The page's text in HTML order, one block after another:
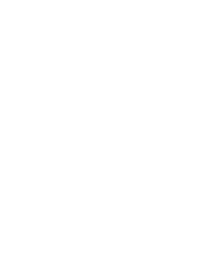
tin cần tìm kiếm
tin cần tìm kiếm
tin cần tìm kiếm
tin cần tìm kiếm